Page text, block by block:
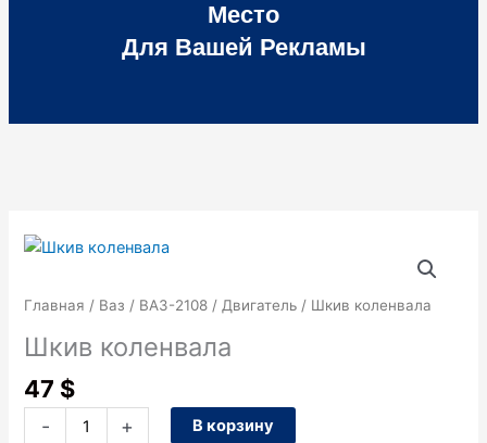
Место
Для Вашей Рекламы
Главная / Ваз / ВАЗ-2108 / Двигатель / Шкив коленвала
Шкив коленвала
47 $
-
Количество
Шкив
+ В корзину